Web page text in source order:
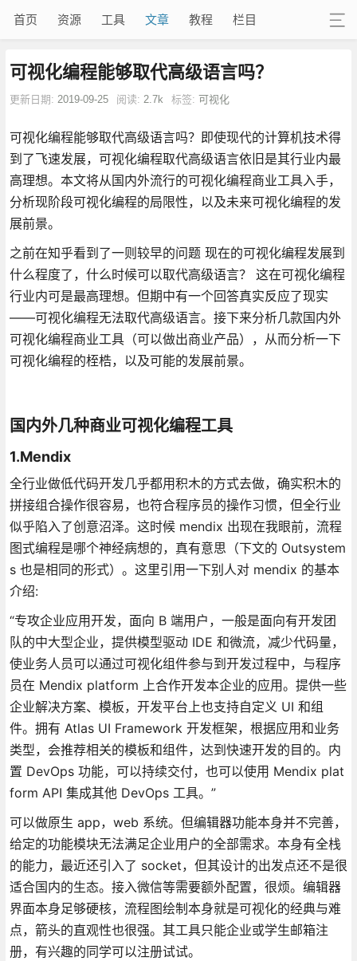
首页 资源 工具 文章 教程 栏目
可视化编程能够取代高级语言吗？
更新日期: 2019-09-25 阅读: 2.7k 标签: 可视化
可视化编程能够取代高级语言吗？即使现代的计算机技术得
到了飞速发展，可视化编程取代高级语言依旧是其行业内最
高理想。本文将从国内外流行的可视化编程商业工具入手，
分析现阶段可视化编程的局限性，以及未来可视化编程的发
展前景。
之前在知乎看到了一则较早的问题 现在的可视化编程发展到
什么程度了，什么时候可以取代高级语言？ 这在可视化编程
行业内可是最高理想。但期中有一个回答真实反应了现实
——可视化编程无法取代高级语言。接下来分析几款国内外
可视化编程商业工具（可以做出商业产品），从而分析一下
可视化编程的桎梏，以及可能的发展前景。
国内外几种商业可视化编程工具
1.Mendix
全行业做低代码开发几乎都用积木的方式去做，确实积木的
拼接组合操作很容易，也符合程序员的操作习惯，但全行业
似乎陷入了创意沼泽。这时候 mendix 出现在我眼前，流程
图式编程是哪个神经病想的，真有意思（下文的 Outsystem
s 也是相同的形式）。这里引用一下别人对 mendix 的基本
介绍:
“专攻企业应用开发，面向 B 端用户，一般是面向有开发团
队的中大型企业，提供模型驱动 IDE 和微流，减少代码量，
使业务人员可以通过可视化组件参与到开发过程中，与程序
员在 Mendix platform 上合作开发本企业的应用。提供一些
企业解决方案、模板，开发平台上也支持自定义 UI 和组
件。拥有 Atlas UI Framework 开发框架，根据应用和业务
类型，会推荐相关的模板和组件，达到快速开发的目的。内
置 DevOps 功能，可以持续交付，也可以使用 Mendix plat
form API 集成其他 DevOps 工具。”
可以做原生 app，web 系统。但编辑器功能本身并不完善，
给定的功能模块无法满足企业用户的全部需求。本身有全栈
的能力，最近还引入了 socket，但其设计的出发点还不是很
适合国内的生态。接入微信等需要额外配置，很烦。编辑器
界面本身足够硬核，流程图绘制本身就是可视化的经典与难
点，箭头的直观性也很强。其工具只能企业或学生邮箱注
册，有兴趣的同学可以注册试试。